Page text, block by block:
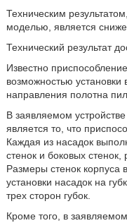
Техническим
моделью, является
Технический результат
Известно
возможностью
направления полотна
В заявляемом
является то, что
Каждая из насадок
стенок и боковых
Размеры стенок корпуса
установки насадок на
трех сторон губок.
Кроме того, в